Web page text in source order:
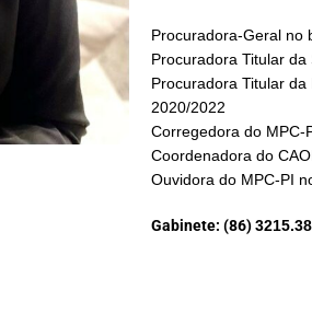
Procuradora-Geral no
Procuradora Titular
Procuradora Titular
2020/2022
Corregedora do MPC-
Coordenadora do
Ouvidora do MPC-PI
Gabinete: (86)